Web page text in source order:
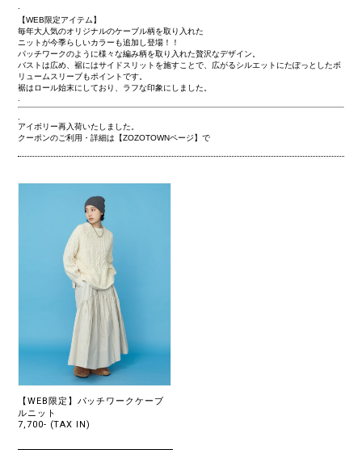
【WEB限定アイテム】
毎年大人気のオリジナルのケーブル柄を取り入れた
ニットが今季らしいカラーも追加し登場！！
パッチワークのように様々な編み柄を取り入れた贅沢なデザイン。
バストは広め、裾にはサイドスリットを施すことで、広がるシルエットにたぽっとしたボ
リュームスリーブもポイントです。
裾はロール始末にしており、ラフな印象にしました。
アイボリー再入荷いたしました。
クーポンのご利用・詳細は【ZOZOTOWNページ】で
【WEB限定】パッチワークケーブ
ルニット
7,700- (TAX IN)